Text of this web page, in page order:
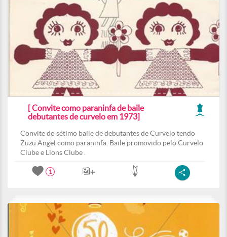
[ Convite como paraninfa de baile
debutantes de curvelo em 1973]
Convite do sétimo baile de debutantes de Curvelo tendo
Zuzu Angel como paraninfa. Baile promovido pelo Curvelo
Clube e Lions Clube .
1